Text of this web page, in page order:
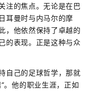
注的焦点。无论是在巴
耳曼时与内马尔的摩
，他依然保持了卓越的
的表现。正是这种与众
自己的足球哲学，那就
。他的职业生涯，正如